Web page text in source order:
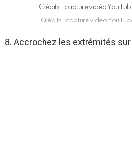
Crédits : capture vidéo
Crédits : capture vidéo
8. Accrochez les extrémités